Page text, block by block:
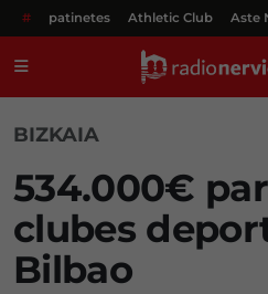
# patinetes Athletic Club Aste
BIZKAIA
534.000€
clubes
Bilbao